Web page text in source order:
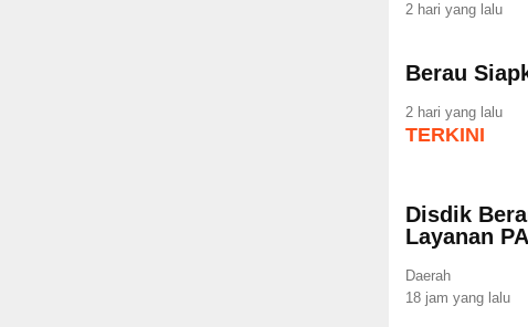
2 hari yang lalu
Berau
2 hari yang lalu
TERKINI
Disdik
Layanan
Daerah
18 jam yang lalu